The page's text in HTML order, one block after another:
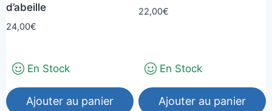
d’abeille
24,00€
En Stock
Ajouter au panier
22,00€
En Stock
Ajouter au panier